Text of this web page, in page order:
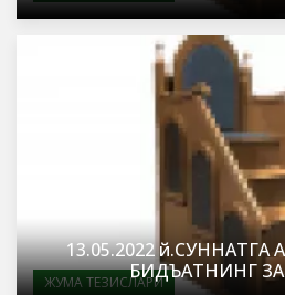
ЖУМА ТЕЗИСЛАРИ
13.05.2022
БИДЪАТНИНГ